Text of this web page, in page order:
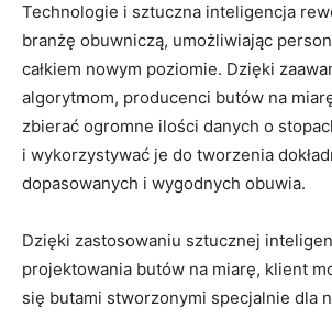
Technologie i sztuczna ​inteligencja
branżę obuwniczą, umożliwiając
całkiem nowym‍ poziomie. Dzięki
algorytmom, producenci butów na
zbierać ogromne ilości danych o
i wykorzystywać je do tworzenia
dopasowanych ‍i wygodnych obuwia. ⁢
Dzięki ​zastosowaniu ⁤sztucznej
projektowania ⁣butów⁣ na miarę, klient
się ⁣butami⁤ stworzonymi specjalnie dla